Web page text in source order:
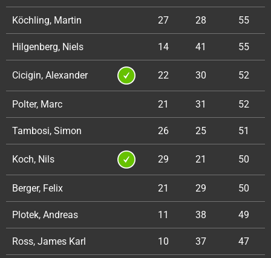
Köchling, Martin 27 28 55
Hilgenberg, Niels 14 41 55
Cicigin, Alexander 22 30 52
Polter, Marc 21 31 52
Tambosi, Simon 26 25 51
Koch, Nils 29 21 50
Berger, Felix 21 29 50
Plotek, Andreas 11 38 49
Ross, James Karl 10 37 47